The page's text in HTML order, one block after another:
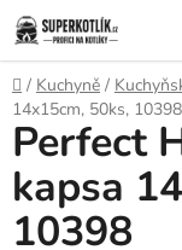
Přejít
na
obsah
Domů
/ Kuchyně /
14x15cm, 50ks, 10398
Perfect
kapsa
10398